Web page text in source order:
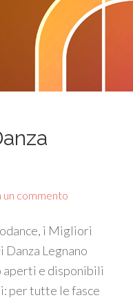
un commento
i Migliori
Danza Legnano
aperti e disponibili
per tutte le fasce